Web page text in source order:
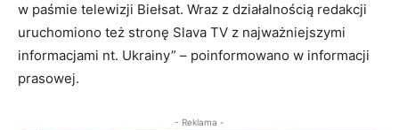
w paśmie telewizji Biełsat. Wraz z działalnością redakcji
uruchomiono też stronę Slava TV z najważniejszymi
informacjami nt. Ukrainy” – poinformowano w informacji
prasowej.
- Reklama -